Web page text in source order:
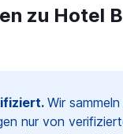
zu Hotel
Wir
nur von